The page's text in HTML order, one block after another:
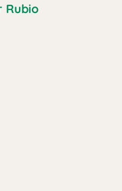
Rubio